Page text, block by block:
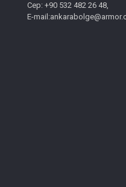
Cep: +90 532 482 26 48,
E-